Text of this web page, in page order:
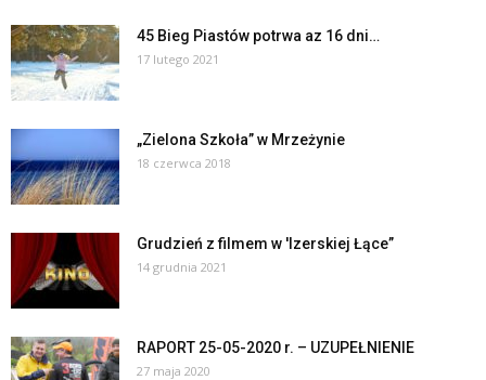
45 Bieg Piastów potrwa az 16 dni…
17 lutego 2021
„Zielona Szkoła” w Mrzeżynie
18 czerwca 2018
Grudzień z filmem w 'Izerskiej Łące”
14 grudnia 2021
RAPORT 25-05-2020 r. – UZUPEŁNIENIE
27 maja 2020